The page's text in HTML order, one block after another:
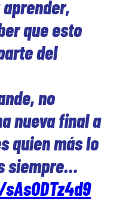
que esto
del
no
nueva final a
quien más lo
siempre…